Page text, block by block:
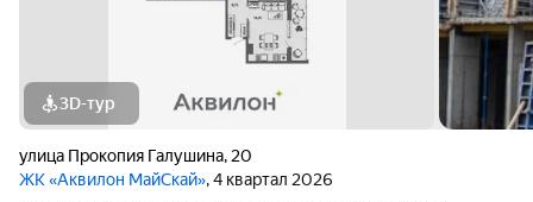
3D-тур
улица Прокопия Галушина, 20
ЖК «Аквилон МайСкай», 4 квартал 2026